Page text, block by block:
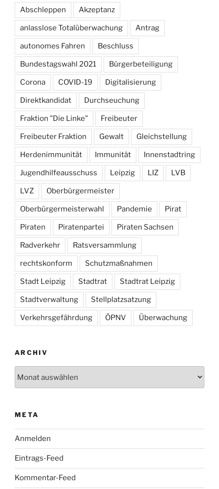
Abschleppen Akzeptanz
anlasslose Totalüberwachung Antrag
autonomes Fahren Beschluss
Bundestagswahl 2021 Bürgerbeteiligung
Corona COVID-19 Digitalisierung
Direktkandidat Durchseuchung
Fraktion "Die Linke" Freibeuter
Freibeuter Fraktion Gewalt Gleichstellung
Herdenimmunität Immunität Innenstadtring
Jugendhilfeausschuss Leipzig LIZ LVB
LVZ Oberbürgermeister
Oberbürgermeisterwahl Pandemie Pirat
Piraten Piratenpartei Piraten Sachsen
Radverkehr Ratsversammlung
rechtskonform Schutzmaßnahmen
Stadt Leipzig Stadtrat Stadtrat Leipzig
Stadtverwaltung Stellplatzsatzung
Verkehrsgefährdung ÖPNV Überwachung
ARCHIV
META
Anmelden
Eintrags-Feed
Kommentar-Feed